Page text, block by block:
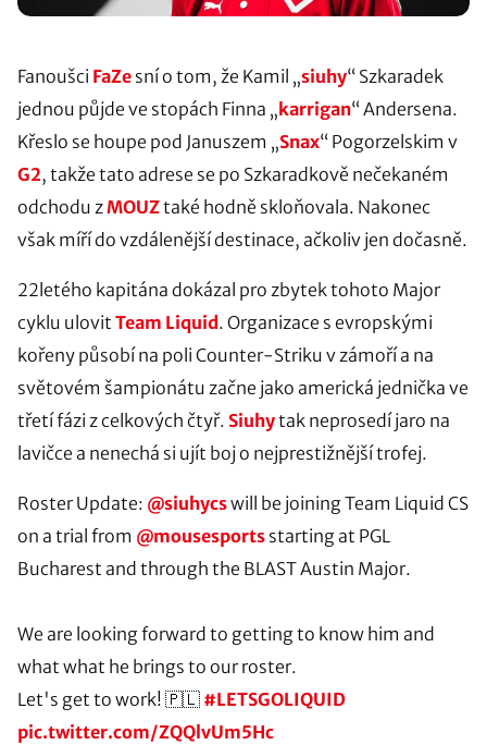
Fanoušci FaZe sní o tom, že Kamil „siuhy⁠“ Szkaradek
jednou půjde ve stopách Finna „ karrigan“ Andersena.
Křeslo se houpe pod Januszem „Snax“ Pogorzelskim v
G2, takže tato adrese se po Szkaradkově nečekaném
odchodu zMOUZtaké hodně skloňovala. Nakonec
však míří do vzdálenější destinace, ačkoliv jen dočasně.
22letého kapitána dokázal pro zbytek tohoto Major
cyklu ulovit Team Liquid . Organizace s evropskými
kořeny působí na poli Counter-Striku v zámoří a na
světovém šampionátu začne jako americká jednička ve
třetí fázi z celkových čtyř. Siuhytak neprosedí jaro na
lavičce a nenechá si ujít boj o nejprestižnější trofej.
Roster Update: @siuhycswill be joining Team Liquid CS
on a trial from @mousesports starting at PGL
Bucharest and through the BLAST Austin Major.
We are looking forward to getting to know him and
what what he brings to our roster.
Let's get to work! 🇵🇱 #LETSGOLIQUID
pic.twitter.com/ZQQlvUm5Hc